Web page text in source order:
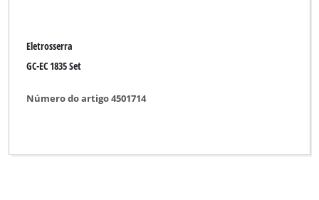
Eletrosserra
GC-EC 1835 Set
Número do artigo 4501714